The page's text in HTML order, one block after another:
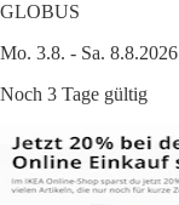
GLOBUS
Mo. 3.8. - Sa. 8.8.2026
Noch 3 Tage gültig